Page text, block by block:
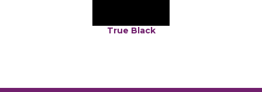
True Black